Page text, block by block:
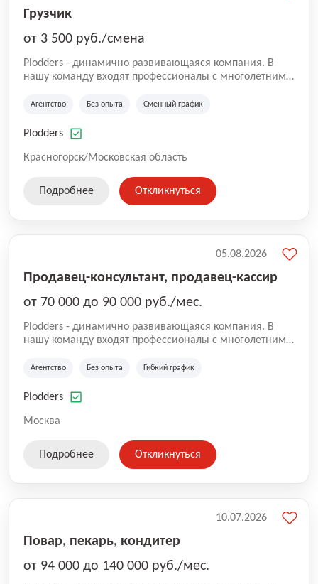
Грузчик
от 3 500 руб./смена
Plodders - динамично развивающаяся компания. В
нашу команду входят профессионалы с многолетним
на рынке аутсорсинга, а накопленный опыт позволяют
оказываемых услуг.
Агентство Без опыта Сменный график
Plodders
Красногорск/Московская область
Подробнее Откликнуться
Продавец-консультант, продавец-кассир
от 70 000 до 90 000 руб./мес.
Plodders - динамично развивающаяся компания. В
нашу команду входят профессионалы с многолетним
на рынке аутсорсинга, а накопленный опыт позволяют
оказываемых услуг.
Агентство Без опыта Гибкий график
Plodders
Москва
05.08.2026
Подробнее Откликнуться
Повар, пекарь, кондитер
от 94 000 до 140 000 руб./мес.
10.07.2026